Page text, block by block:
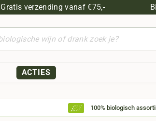
Gratis verzending vanaf €75,-
ACTIES
100% biologisch